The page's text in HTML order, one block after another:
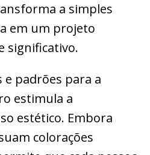
a simples
em um projeto
significativo.
e padrões para a
estimula a
estético. Embora
colorações